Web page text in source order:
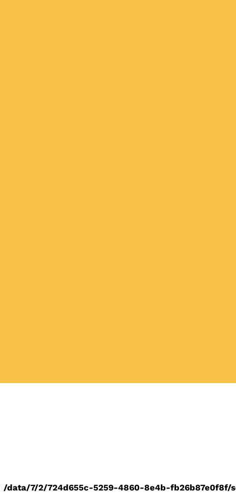
/data/7/2/724d655c-5259-4860-8e4b-